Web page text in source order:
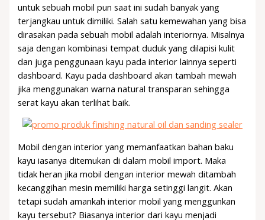
untuk sebuah mobil pun saat ini sudah banyak yang
terjangkau untuk dimiliki. Salah satu kemewahan yang bisa
dirasakan pada sebuah mobil adalah interiornya. Misalnya
saja dengan kombinasi tempat duduk yang dilapisi kulit
dan juga penggunaan kayu pada interior lainnya seperti
dashboard. Kayu pada dashboard akan tambah mewah
jika menggunakan warna natural transparan sehingga
serat kayu akan terlihat baik.
Mobil dengan interior yang memanfaatkan bahan baku
kayu iasanya ditemukan di dalam mobil import. Maka
tidak heran jika mobil dengan interior mewah ditambah
kecanggihan mesin memiliki harga setinggi langit. Akan
tetapi sudah amankah interior mobil yang menggunkan
kayu tersebut? Biasanya interior dari kayu menjadi